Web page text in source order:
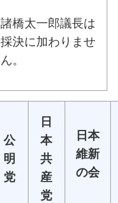
諸橋太一郎議長は
採決に加わりませ
ん。
公
明
党
日
本
共
産
党
日本
維新
の会